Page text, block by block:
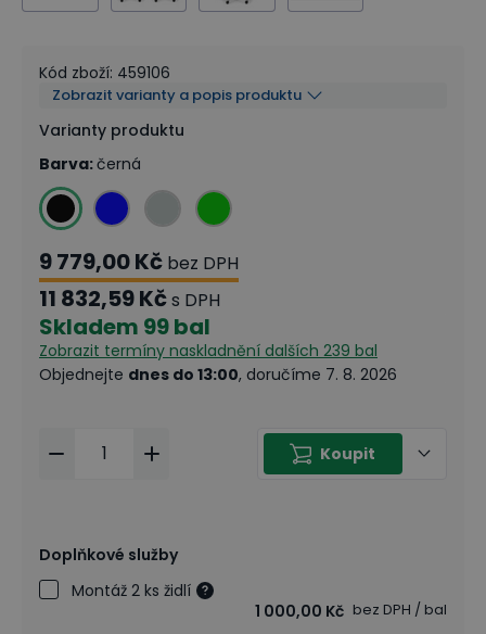
Kód zboží: 459106
Zobrazit varianty a popis produktu
Varianty produktu
Barva:černá
9 779,00 Kč bez DPH
11 832,59 Kčs DPH
Skladem 99 bal
Zobrazit termíny naskladnění dalších 239 bal
Objednejte dnes do 13:00, doručíme 7. 8. 2026
Koupit
Doplňkové služby
Montáž 2 ks židlí
1 000,00 Kč bez DPH / bal